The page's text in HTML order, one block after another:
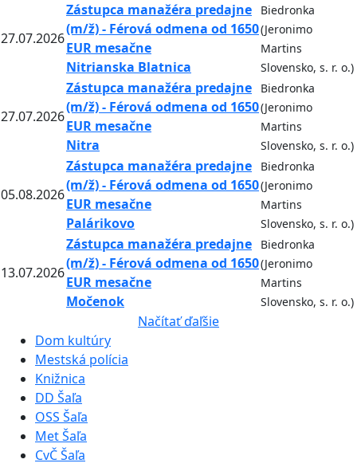
27.07.2026
Zástupca manažéra predajne
(m/ž) - Férová odmena od 1650
EUR mesačne
Nitrianska Blatnica
Biedronka
(Jeronimo
Martins
Slovensko, s. r. o.)
27.07.2026
Zástupca manažéra predajne
(m/ž) - Férová odmena od 1650
EUR mesačne
Nitra
Biedronka
(Jeronimo
Martins
Slovensko, s. r. o.)
05.08.2026
Zástupca manažéra predajne
(m/ž) - Férová odmena od 1650
EUR mesačne
Palárikovo
Biedronka
(Jeronimo
Martins
Slovensko, s. r. o.)
13.07.2026
Zástupca manažéra predajne
(m/ž) - Férová odmena od 1650
EUR mesačne
Močenok
Biedronka
(Jeronimo
Martins
Slovensko, s. r. o.)
Načítať ďaľšie
Dom kultúry
Mestská polícia
Knižnica
DD Šaľa
OSS Šaľa
Met Šaľa
CvČ Šaľa